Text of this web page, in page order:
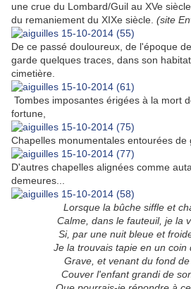
une crue du Lombard/Guil au XVe
du remaniement du XIXe siècle. (site
De ce passé douloureux, de l'époque
garde quelques traces, dans son
cimetière.
Tombes imposantes érigées à la mort
fortune,
Chapelles monumentales entourées de
D'autres chapelles alignées comme
demeures...
Lorsque la bûche siffle et
Calme, dans le fauteuil, je la
Si, par une nuit bleue et
Je la trouvais tapie en un coin
Grave, et venant du fond
Couver l'enfant grandi de